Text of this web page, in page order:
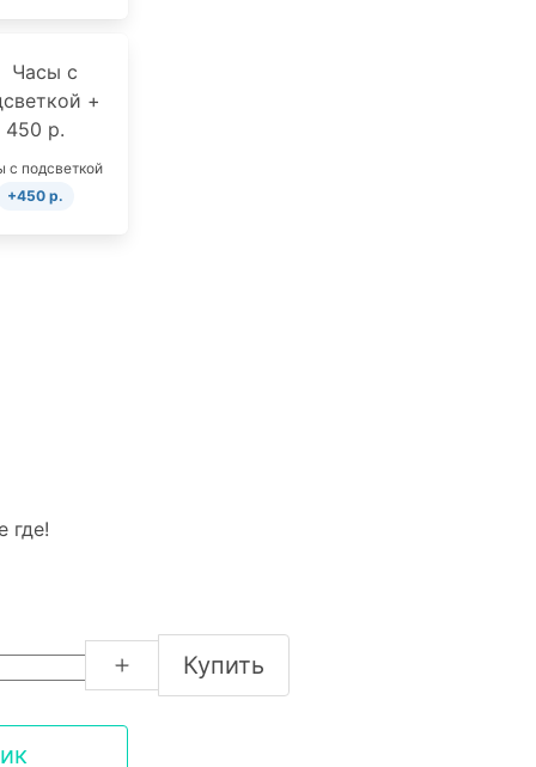
с подсветкой
+450 р.
где!
Купить